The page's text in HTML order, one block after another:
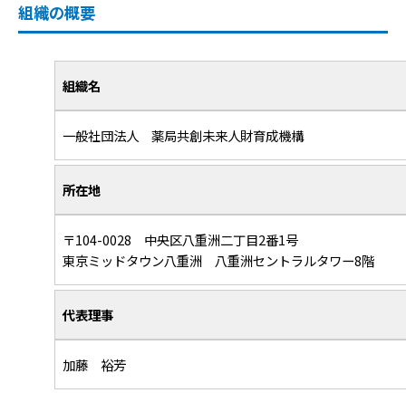
組織の概要
組織名
一般社団法人 薬局共創未来人財育成機構
所在地
〒104-0028 中央区八重洲二丁目2番1号
東京ミッドタウン八重洲 八重洲セントラルタワー8階
代表理事
加藤 裕芳